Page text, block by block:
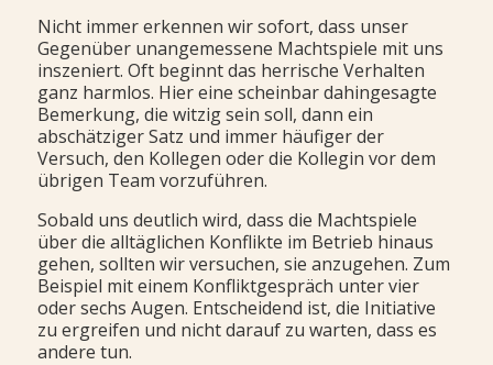
Nicht immer erkennen wir sofort, dass unser
Gegenüber unangemessene Machtspiele mit uns
inszeniert. Oft beginnt das herrische Verhalten
ganz harmlos. Hier eine scheinbar dahingesagte
Bemerkung, die witzig sein soll, dann ein
abschätziger Satz und immer häufiger der
Versuch, den Kollegen oder die Kollegin vor dem
übrigen Team vorzuführen.
Sobald uns deutlich wird, dass die Machtspiele
über die alltäglichen Konflikte im Betrieb hinaus
gehen, sollten wir versuchen, sie anzugehen. Zum
Beispiel mit einem Konfliktgespräch unter vier
oder sechs Augen. Entscheidend ist, die Initiative
zu ergreifen und nicht darauf zu warten, dass es
andere tun.